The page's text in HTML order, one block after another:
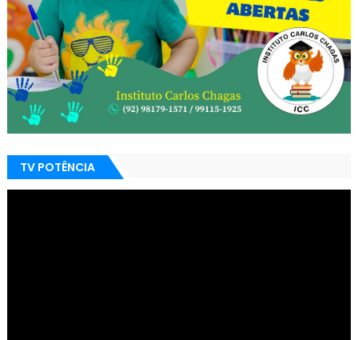
TV POTÊNCIA